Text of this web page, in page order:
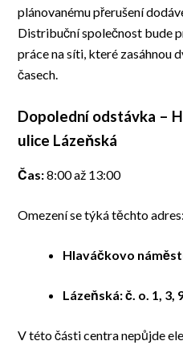
plánovanému přerušení
Distribuční společnost bude
práce na síti, které zasáhnou
časech.
Dopolední odstávka –
ulice Lázeňská
Čas:8:00 až 13:00
Omezení se týká těchto adres:
Hlaváčkovo
Lázeňská: č. o. 1, 3,
V této části centra nepůjde